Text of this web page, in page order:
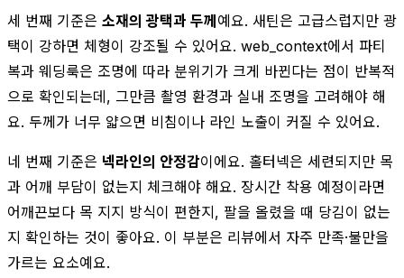
세 번째 기준은 소재의 광택과 두께예요. 새틴은 고급스럽지만 광
택이 강하면 체형이 강조될 수 있어요. web_context에서 파티
복과 웨딩룩은 조명에 따라 분위기가 크게 바뀐다는 점이 반복적
으로 확인되는데, 그만큼 촬영 환경과 실내 조명을 고려해야 해
요. 두께가 너무 얇으면 비침이나 라인 노출이 커질 수 있어요.
네 번째 기준은 넥라인의 안정감이에요. 홀터넥은 세련되지만 목
과 어깨 부담이 없는지 체크해야 해요. 장시간 착용 예정이라면
어깨끈보다 목 지지 방식이 편한지, 팔을 올렸을 때 당김이 없는
지 확인하는 것이 좋아요. 이 부분은 리뷰에서 자주 만족·불만을
가르는 요소예요.